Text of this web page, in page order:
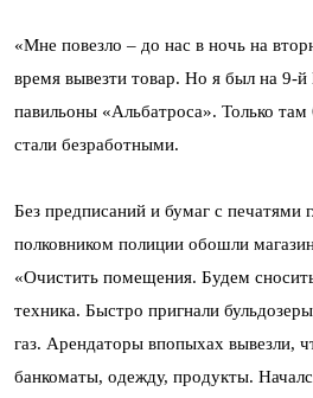
«Мне повезло – до нас в ночь на
время вывезти товар. Но я был на 9-й
павильоны «Альбатроса». Только там
стали безработными.
Без предписаний и бумаг с печатями
полковником полиции обошли
«Очистить помещения. Будем
техника. Быстро пригнали
газ. Арендаторы впопыхах вывезли,
банкоматы, одежду, продукты.